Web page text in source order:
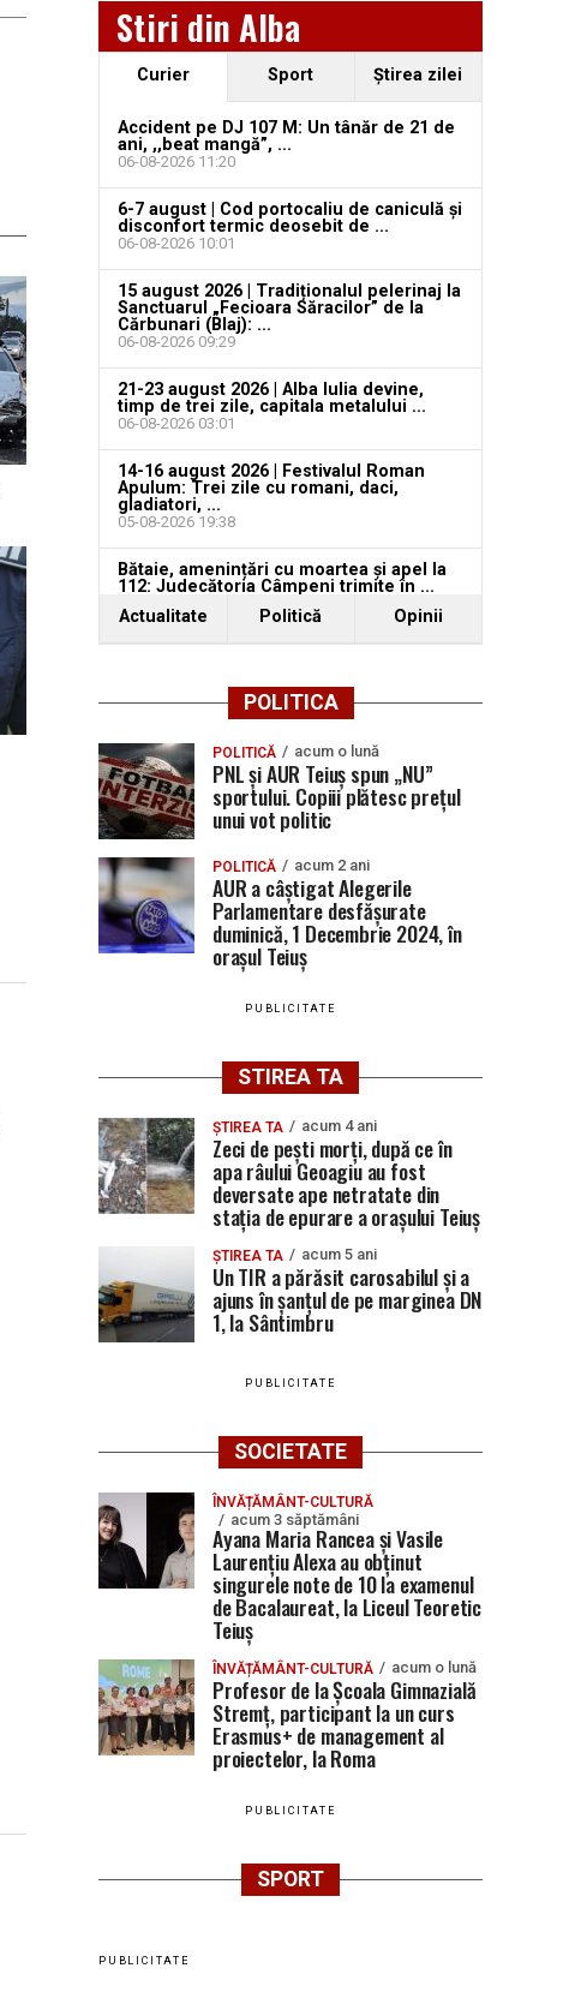
Stiri din Alba
Curier Sport Ştirea zilei
Accident pe DJ 107 M: Un tânăr de 21 de
ani, ,,beat mangă”, ...
06-08-2026 11:20
6-7 august | Cod portocaliu de caniculă și
disconfort termic deosebit de ...
06-08-2026 10:01
15 august 2026 | Tradiționalul pelerinaj la
Sanctuarul „Fecioara Săracilor” de la
Cărbunari (Blaj): ...
06-08-2026 09:29
21-23 august 2026 | Alba Iulia devine,
timp de trei zile, capitala metalului ...
06-08-2026 03:01
14-16 august 2026 | Festivalul Roman
Apulum: Trei zile cu romani, daci,
gladiatori, ...
05-08-2026 19:38
Bătaie, amenințări cu moartea și apel la
112: Judecătoria Câmpeni trimite în ...
Actualitate Politică Opinii
POLITICA
POLITICĂ acum o lună
PNL și AUR Teiuș spun „NU”
sportului. Copiii plătesc prețul
unui vot politic
POLITICĂ acum 2 ani
AUR a câștigat Alegerile
Parlamentare desfășurate
duminică, 1 Decembrie 2024, în
orașul Teiuș
PUBLICITATE
STIREA TA
ȘTIREA TA acum 4 ani
Zeci de pești morți, după ce în
apa râului Geoagiu au fost
deversate ape netratate din
stația de epurare a orașului Teiuș
ȘTIREA TA acum 5 ani
Un TIR a părăsit carosabilul și a
ajuns în șanțul de pe marginea DN
1, la Sântimbru
PUBLICITATE
SOCIETATE
ÎNVĂȚĂMÂNT-CULTURĂ
acum 3 săptămâni
Ayana Maria Rancea și Vasile
Laurențiu Alexa au obținut
singurele note de 10 la examenul
de Bacalaureat, la Liceul Teoretic
Teiuș
ÎNVĂȚĂMÂNT-CULTURĂ acum o lună
Profesor de la Școala Gimnazială
Stremț, participant la un curs
Erasmus+ de management al
proiectelor, la Roma
PUBLICITATE
SPORT
PUBLICITATE